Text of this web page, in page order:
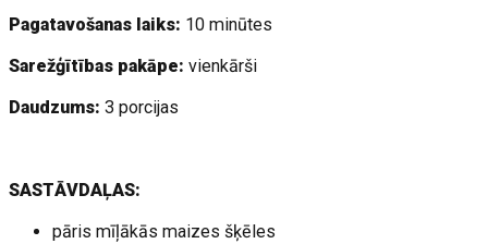
Pagatavošanas laiks: 10 minūtes
Sarežģītības pakāpe: vienkārši
Daudzums: 3 porcijas
SASTĀVDAĻAS:
pāris mīļākās maizes šķēles